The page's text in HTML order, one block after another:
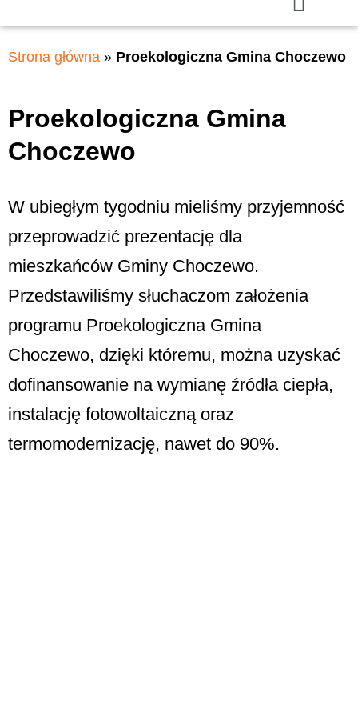
Strona główna » Proekologiczna Gmina Choczewo
Proekologiczna Gmina
Choczewo
W ubiegłym tygodniu mieliśmy przyjemność
przeprowadzić prezentację dla
mieszkańców Gminy Choczewo.
Przedstawiliśmy słuchaczom założenia
programu Proekologiczna Gmina
Choczewo, dzięki któremu, można uzyskać
dofinansowanie na wymianę źródła ciepła,
instalację fotowoltaiczną oraz
termomodernizację, nawet do 90%.